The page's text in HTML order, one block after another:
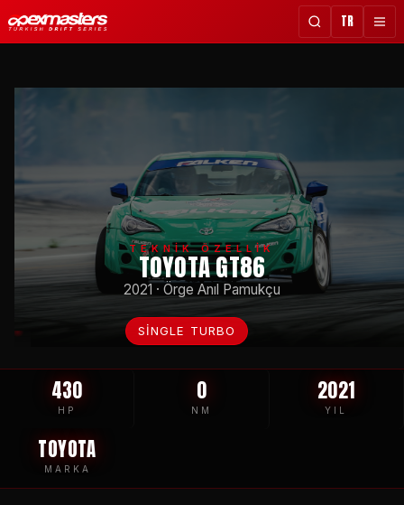
TR
TEKNİK ÖZELLİK
TOYOTA GT86
2021 · Örge Anıl Pamukçu
SINGLE TURBO
430
HP
0
NM
2021
YIL
TOYOTA
MARKA